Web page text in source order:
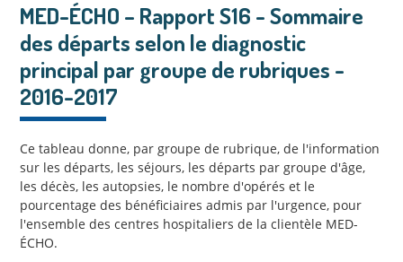
MED-ÉCHO – Rapport S16 - Sommaire
des départs selon le diagnostic
principal par groupe de rubriques -
2016-2017
Ce tableau donne, par groupe de rubrique, de l'information
sur les départs, les séjours, les départs par groupe d'âge,
les décès, les autopsies, le nombre d'opérés et le
pourcentage des bénéficiaires admis par l'urgence, pour
l'ensemble des centres hospitaliers de la clientèle MED-
ÉCHO.